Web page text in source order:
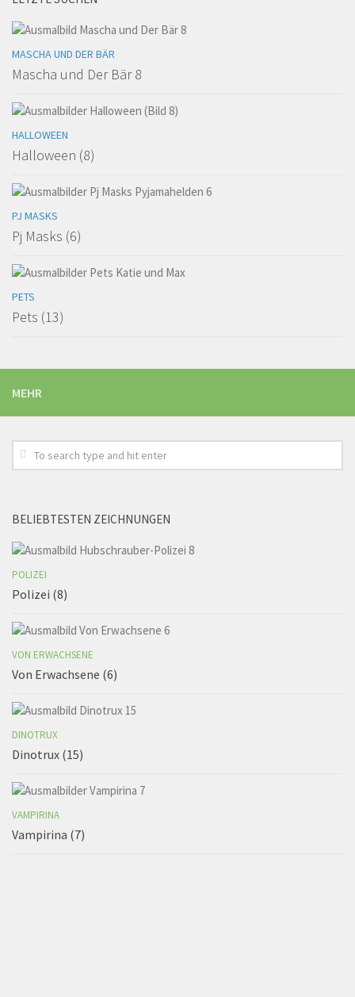
MASCHA UND DER BÄR
Mascha und Der Bär 8
HALLOWEEN
Halloween (8)
PJ MASKS
Pj Masks (6)
PETS
Pets (13)
MEHR
BELIEBTESTEN ZEICHNUNGEN
POLIZEI
Polizei (8)
VON ERWACHSENE
Von Erwachsene (6)
DINOTRUX
Dinotrux (15)
VAMPIRINA
Vampirina (7)